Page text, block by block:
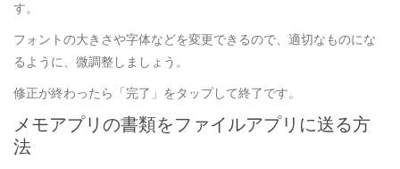
す。
フォントの大きさや字体などを変更できるので、適切なものにな
るように、微調整しましょう。
修正が終わったら「完了」をタップして終了です。
メモアプリの書類をファイルアプリに送る方
法